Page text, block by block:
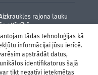
tādas tehnoloģijas kā
informācijai jūsu ierīcē.
apstrādāt datus,
identifikatorus šajā
tikt negatīvi ietekmētas
rajona lauku
attīstībā.